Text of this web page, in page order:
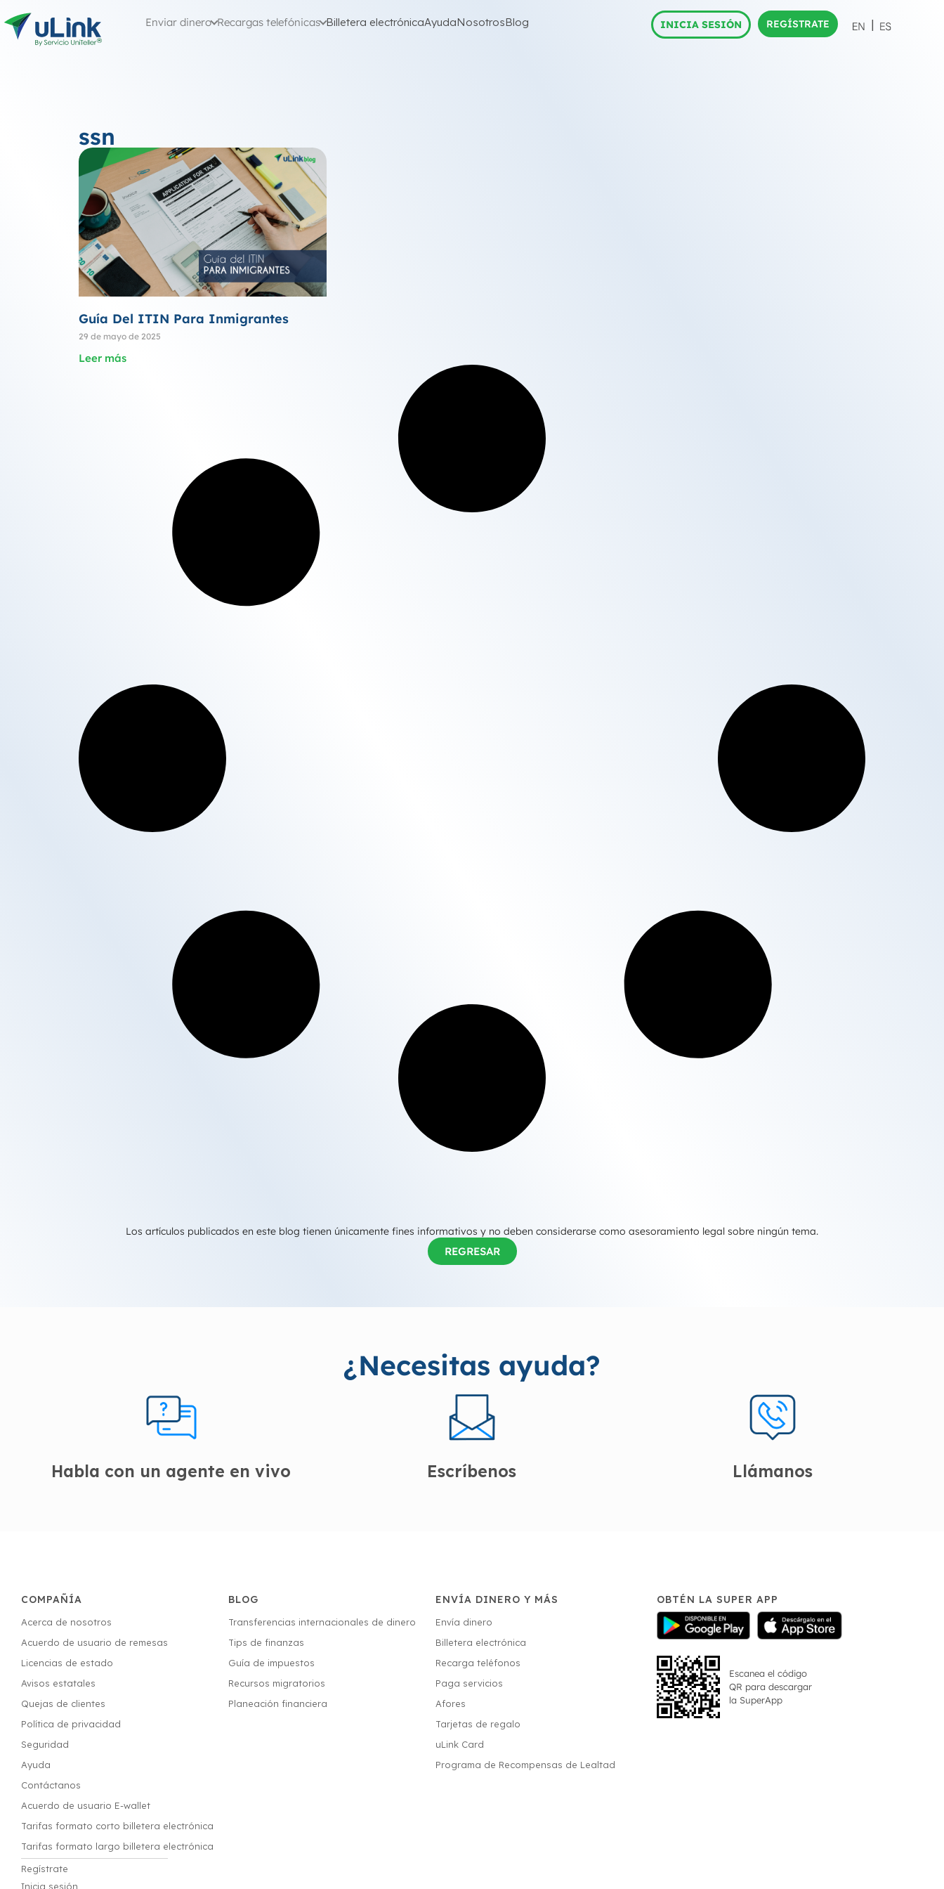
Enviar dinero Recargas telefónicas Billetera electrónicaAyudaNosotrosBlog INICIA SESIÓN REGÍSTRATE
ssn
Guía Del ITIN Para Inmigrantes
29 de mayo de 2025
Leer más
Los artículos publicados en este blog tienen únicamente fines informativos y no deben considerarse como asesoramiento legal sobre ningún tema.
REGRESAR
¿Necesitas ayuda?
Habla con un agente en vivo Escríbenos Llámanos
COMPAÑÍA
Acerca de nosotros
Acuerdo de usuario de remesas
Licencias de estado
Avisos estatales
Quejas de clientes
Política de privacidad
Seguridad
Ayuda
Contáctanos
Acuerdo de usuario E-wallet
Tarifas formato corto billetera electrónica
Tarifas formato largo billetera electrónica
Regístrate
Inicia sesión
BLOG
Transferencias internacionales de dinero
Tips de finanzas
Guía de impuestos
Recursos migratorios
Planeación financiera
ENVÍA DINERO Y MÁS
Envía dinero
Billetera electrónica
Recarga teléfonos
Paga servicios
Afores
Tarjetas de regalo
uLink Card
Programa de Recompensas de Lealtad
OBTÉN LA SUPER APP
Escanea el código
QR para descargar
la SuperApp